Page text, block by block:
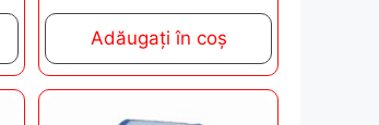
o
5
Adăugați în coș